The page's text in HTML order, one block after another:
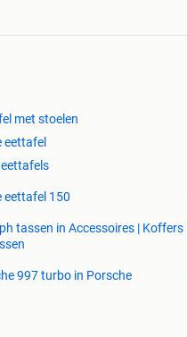
met stoelen
eettafel
eettafel 150
tassen in Accessoires | Koffers
997 turbo in Porsche